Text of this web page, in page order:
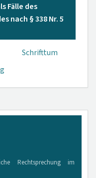
Fälle des
nach § 338 Nr. 5
Schrifttum
Rechtsprechung im